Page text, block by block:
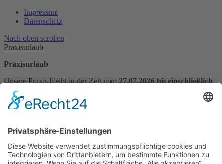
Impressum
Datenschutz
Nach oben scrollen
Praxisurlaub
Praxisurlaub
Unsere Praxis bleibt in der Zeit vom 27.07.2026 bis einschließlich
14.08.2026
Praxisvertretung vom 27.07.2026 bis 31.07.2026:
Telefon: 030 9444716
Bitte vereinbaren Sie vor Ihrem Besuch unbedingt telefonisch einen
Termin.